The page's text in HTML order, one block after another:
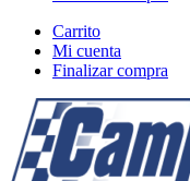
Carrito
Mi cuenta
Finalizar compra